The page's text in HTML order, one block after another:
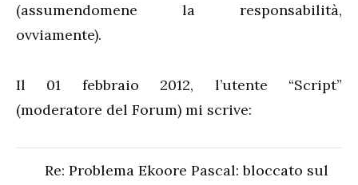
(assumendomene la responsabilità,
ovviamente).
Il 01 febbraio 2012, l’utente “Script”
(moderatore del Forum) mi scrive:
Re: Problema Ekoore Pascal: bloccato sul